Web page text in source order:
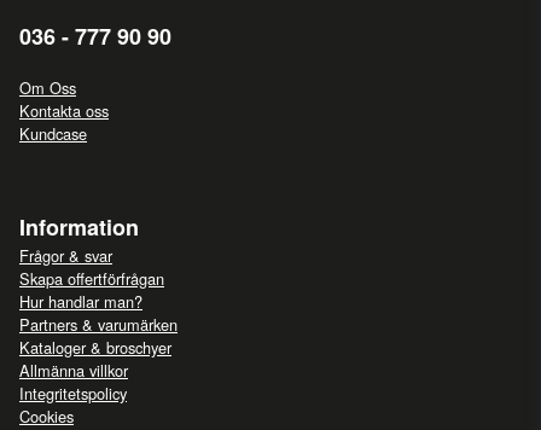
036 - 777 90 90
Om Oss
Kontakta oss
Kundcase
Information
Frågor & svar
Skapa offertförfrågan
Hur handlar man?
Partners & varumärken
Kataloger & broschyer
Allmänna villkor
Integritetspolicy
Cookies